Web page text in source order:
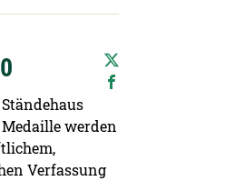
werden
Verfassung